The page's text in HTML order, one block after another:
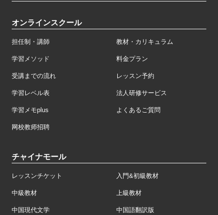
オンラインスクール
担任制・講師 教材・カリキュラム
学習メソッド 料金プラン
受講までの流れ レッスン予約
学習レベル表 法人研修サービス
学習メモplus よくあるご質問
网校教师招聘
チャイナモール
レッスンチケット 入門&初級教材
中級教材 上級教材
中国現代文学 中国語翻訳版